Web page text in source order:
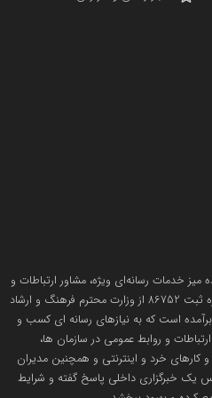
مردمی
در کشور
خبر
میز خدمات رسانه‌ای ویژه، مشاور ارتباطات و
رسانه و دارنده مجوز رسانه رسمی با شماره ثبت 86752 از وزارت محترم فرهنگ و ارشاد
است که به نیازهای رسانه ای کسب و
و روابط عمومی در سازمان ها،
خرد و اینترنتی و همچنین مدیران
یک خبرگزاری داخلی پاسخ گفته و شرایط